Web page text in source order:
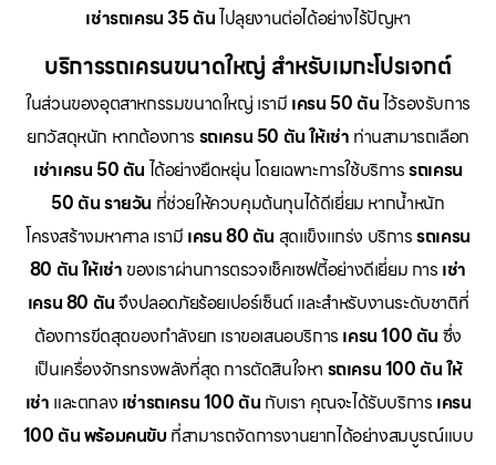
เช่ารถเครน 35 ตันไปลุยงานต่อได้อย่างไร้ปัญหา
บริการรถเครนขนาดใหญ่ สำหรับเมกะโปรเจกต์
ในส่วนของอุตสาหกรรมขนาดใหญ่ เรามี เครน 50 ตันไว้รองรับการ
ยกวัสดุหนัก หากต้องการ รถเครน 50 ตัน ให้เช่า ท่านสามารถเลือก
เช่าเครน 50 ตัน ได้อย่างยืดหยุ่น โดยเฉพาะการใช้บริการรถเครน
50 ตัน รายวัน ที่ช่วยให้ควบคุมต้นทุนได้ดีเยี่ยม หากน้ำหนัก
โครงสร้างมหาศาล เรามี เครน 80 ตัน สุดแข็งแกร่ง บริการรถเครน
80 ตัน ให้เช่า ของเราผ่านการตรวจเช็คเซฟตี้อย่างดีเยี่ยม การ เช่า
เครน 80 ตันจึงปลอดภัยร้อยเปอร์เซ็นต์ และสำหรับงานระดับชาติที่
ต้องการขีดสุดของกำลังยก เราขอเสนอบริการ เครน 100 ตัน ซึ่ง
เป็นเครื่องจักรทรงพลังที่สุด การตัดสินใจหา รถเครน 100 ตัน ให้
เช่า และตกลง เช่ารถเครน 100 ตัน กับเรา คุณจะได้รับบริการ เครน
100 ตัน พร้อมคนขับ ที่สามารถจัดการงานยากได้อย่างสมบูรณ์แบบ